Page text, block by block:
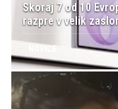
Skoraj 7 od 10
razpre v velik